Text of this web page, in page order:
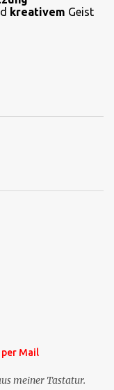
kreativem Geist
Mail
meiner Tastatur.